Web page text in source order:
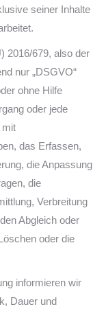
seiner Inhalte
2016/679, also der
nur „DSGVO“
ohne Hilfe
oder jede
mit
das Erfassen,
die Anpassung
die
Verbreitung
Abgleich oder
oder die
informieren wir
Dauer und